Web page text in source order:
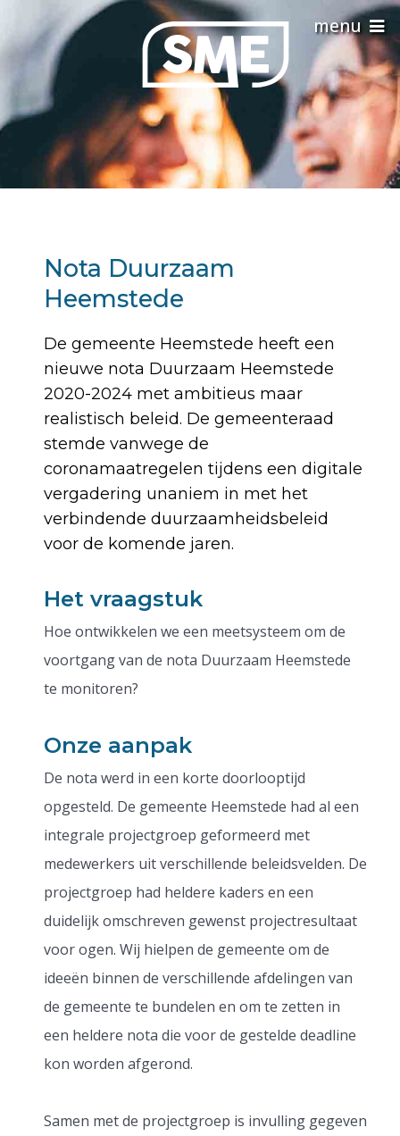
Nota Duurzaam
Heemstede
De gemeente Heemstede heeft een
nieuwe nota Duurzaam Heemstede
2020-2024 met ambitieus maar
realistisch beleid. De gemeenteraad
stemde vanwege de
coronamaatregelen tijdens een digitale
vergadering unaniem in met het
verbindende duurzaamheidsbeleid
voor de komende jaren.
Het vraagstuk
Hoe ontwikkelen we een meetsysteem om de
voortgang van de nota Duurzaam Heemstede
te monitoren?
Onze aanpak
De nota werd in een korte doorlooptijd
opgesteld. De gemeente Heemstede had al een
integrale projectgroep geformeerd met
medewerkers uit verschillende beleidsvelden. De
projectgroep had heldere kaders en een
duidelijk omschreven gewenst projectresultaat
voor ogen. Wij hielpen de gemeente om de
ideeën binnen de verschillende afdelingen van
de gemeente te bundelen en om te zetten in
een heldere nota die voor de gestelde deadline
kon worden afgerond.
Samen met de projectgroep is invulling gegeven